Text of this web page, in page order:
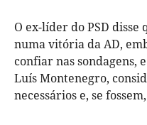
O ex-líder do PSD
numa vitória da AD,
confiar nas sondagens,
Luís Montenegro,
necessários e, se